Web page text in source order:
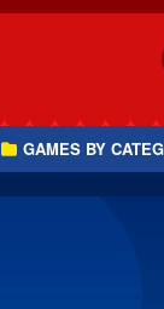
GAMES BY